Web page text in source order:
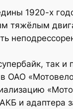
1920-х
тяжёлым
так
ОАО
и адаптера